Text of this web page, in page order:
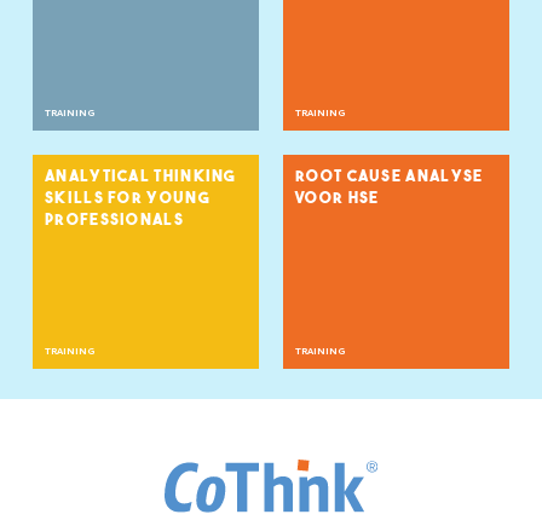
TRAINING TRAINING
ANALYTICAL THINKING
SKILLS FOR YOUNG
PROFESSIONALS
TRAINING
ROOT CAUSE ANALYSE
VOOR HSE
TRAINING